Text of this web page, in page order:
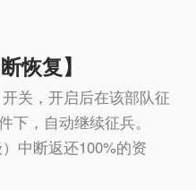
恢复】
关，开启后在该部队征
下，自动继续征兵。
中断返还100%的资